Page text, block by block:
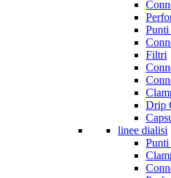
Filtri
Drip
linee dialisi